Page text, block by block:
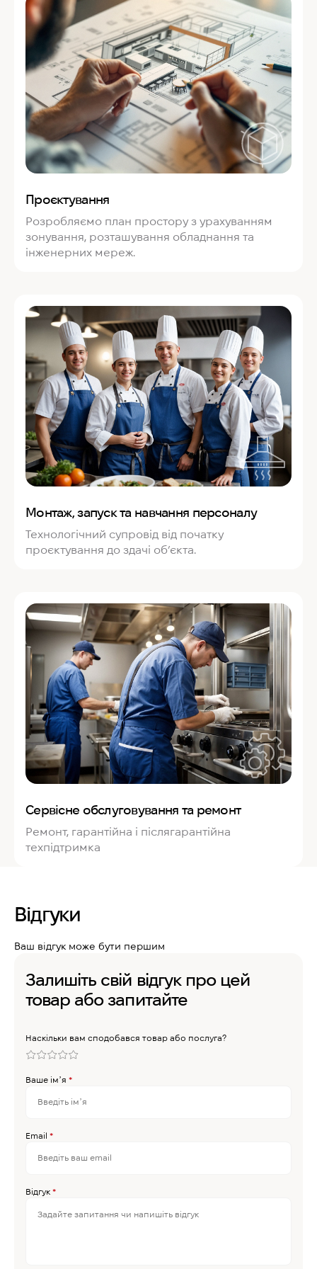
Проєктування
Розробляємо план простору з урахуванням
зонування, розташування обладнання та
інженерних мереж.
Монтаж, запуск та навчання персоналу
Технологічний супровід від початку
проєктування до здачі об’єкта.
Сервісне обслуговування та ремонт
Ремонт, гарантійна і післягарантійна
техпідтримка
Відгуки
Ваш відгук може бути першим
Залишіть свій відгук про цей
товар або запитайте
Наскільки вам сподобався товар або послуга?
Ваше імʼя *
Email *
Відгук *